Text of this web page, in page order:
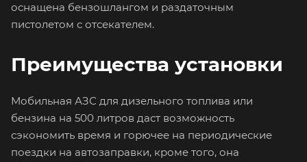
оснащена бензошлангом и раздаточным
пистолетом с отсекателем.
Преимущества установки
Мобильная АЗС для дизельного топлива или
бензина на 500 литров даст возможность
сэкономить время и горючее на периодические
поездки на автозаправки, кроме того, она